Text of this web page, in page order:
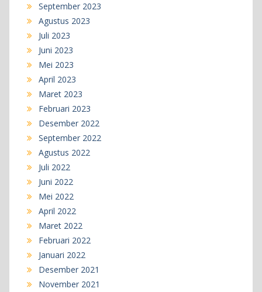
September 2023
Agustus 2023
Juli 2023
Juni 2023
Mei 2023
April 2023
Maret 2023
Februari 2023
Desember 2022
September 2022
Agustus 2022
Juli 2022
Juni 2022
Mei 2022
April 2022
Maret 2022
Februari 2022
Januari 2022
Desember 2021
November 2021